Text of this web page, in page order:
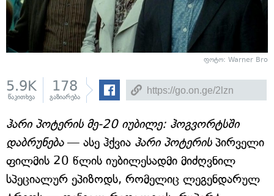
ფოტო: Warner Bro
5.9K
წაკითხვა
178
გაზიარება
ჰარი პოტერის მე-20 იუბილე: ჰოგვორტსში
დაბრუნება— ასე ჰქვია ჰარი პოტერისპირველი
ფილმის 20 წლის იუბილესადმი მიძღვნილ
სპეციალურ ეპიზოდს, რომელიც ლეგენდარულ